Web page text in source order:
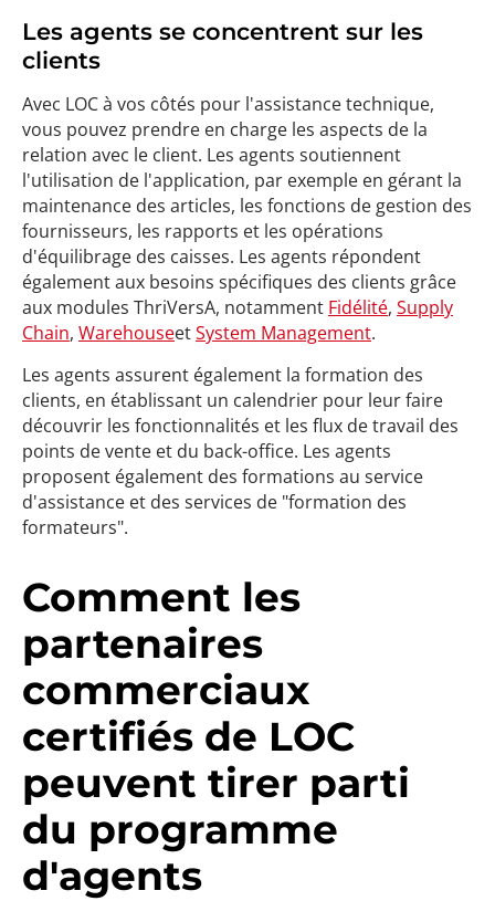
Les agents se concentrent sur les
clients
Avec LOC à vos côtés pour l'assistance technique,
vous pouvez prendre en charge les aspects de la
relation avec le client. Les agents soutiennent
l'utilisation de l'application, par exemple en gérant la
maintenance des articles, les fonctions de gestion des
fournisseurs, les rapports et les opérations
d'équilibrage des caisses. Les agents répondent
également aux besoins spécifiques des clients grâce
aux modules ThriVersA, notamment Fidélité, Supply
Chain, WarehouseetSystem Management.
Les agents assurent également la formation des
clients, en établissant un calendrier pour leur faire
découvrir les fonctionnalités et les flux de travail des
points de vente et du back-office. Les agents
proposent également des formations au service
d'assistance et des services de "formation des
formateurs".
Comment les
partenaires
commerciaux
certifiés de LOC
peuvent tirer parti
du programme
d'agents